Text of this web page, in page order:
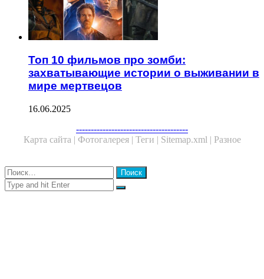
Топ 10 фильмов про зомби:
захватывающие истории о выживании в
мире мертвецов
16.06.2025
--------------------------------------
Карта сайта | Фотогалерея | Теги | Sitemap.xml | Разное
Close
Найти:
Close
Search